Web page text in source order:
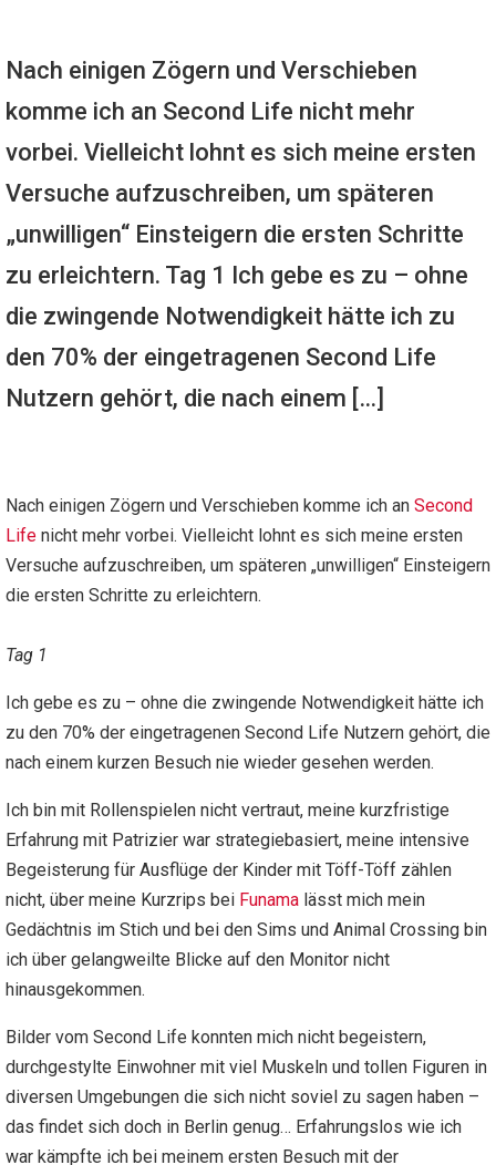
Nach einigen Zögern und Verschieben
komme ich an Second Life nicht mehr
vorbei. Vielleicht lohnt es sich meine ersten
Versuche aufzuschreiben, um späteren
„unwilligen“ Einsteigern die ersten Schritte
zu erleichtern. Tag 1 Ich gebe es zu – ohne
die zwingende Notwendigkeit hätte ich zu
den 70% der eingetragenen Second Life
Nutzern gehört, die nach einem […]
Nach einigen Zögern und Verschieben komme ich an Second
Life nicht mehr vorbei. Vielleicht lohnt es sich meine ersten
Versuche aufzuschreiben, um späteren „unwilligen“ Einsteigern
die ersten Schritte zu erleichtern.
Tag 1
Ich gebe es zu – ohne die zwingende Notwendigkeit hätte ich
zu den 70% der eingetragenen Second Life Nutzern gehört, die
nach einem kurzen Besuch nie wieder gesehen werden.
Ich bin mit Rollenspielen nicht vertraut, meine kurzfristige
Erfahrung mit Patrizier war strategiebasiert, meine intensive
Begeisterung für Ausflüge der Kinder mit Töff-Töff zählen
nicht, über meine Kurzrips bei Funama lässt mich mein
Gedächtnis im Stich und bei den Sims und Animal Crossing bin
ich über gelangweilte Blicke auf den Monitor nicht
hinausgekommen.
Bilder vom Second Life konnten mich nicht begeistern,
durchgestylte Einwohner mit viel Muskeln und tollen Figuren in
diversen Umgebungen die sich nicht soviel zu sagen haben –
das findet sich doch in Berlin genug… Erfahrungslos wie ich
war kämpfte ich bei meinem ersten Besuch mit der